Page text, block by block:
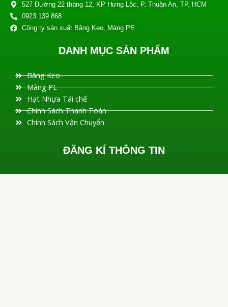
527 Đường 22 tháng 12, KP Hưng Lộc, P. Thuận An, TP. HCM
0923 139 868
Công ty sản xuất Băng Keo, Màng PE
DANH MỤC SẢN PHẨM
Băng Keo
Màng PE
Hạt Nhựa Tái chế
Chính Sách Thanh Toán
Chính Sách Vận Chuyển
ĐĂNG KÍ THÔNG TIN